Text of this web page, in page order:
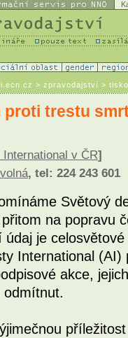
> zpravodajství >
proti trestu
v ČR]
, tel: 224 243 601
Světový
na popravu
je
International
akce,
odmítnut.